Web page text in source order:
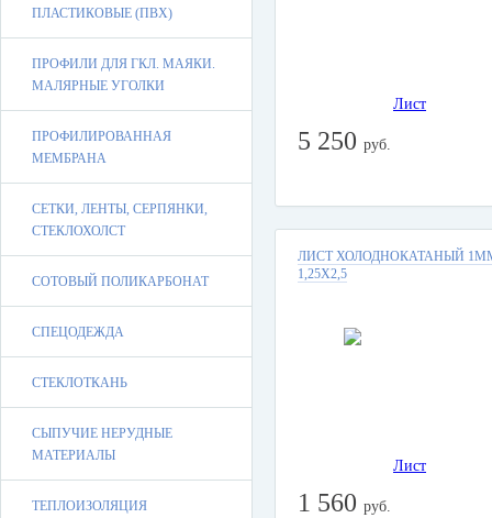
ПЛАСТИКОВЫЕ (ПВХ)
ПРОФИЛИ ДЛЯ ГКЛ. МАЯКИ.
МАЛЯРНЫЕ УГОЛКИ
ПРОФИЛИРОВАННАЯ
МЕМБРАНА
СЕТКИ, ЛЕНТЫ, СЕРПЯНКИ,
СТЕКЛОХОЛСТ
СОТОВЫЙ ПОЛИКАРБОНАТ
СПЕЦОДЕЖДА
СТЕКЛОТКАНЬ
СЫПУЧИЕ НЕРУДНЫЕ
МАТЕРИАЛЫ
ТЕПЛОИЗОЛЯЦИЯ
5 250 руб.
ЛИСТ ХОЛОДНОКАТАНЫЙ
1,25Х2,5
1 560 руб.